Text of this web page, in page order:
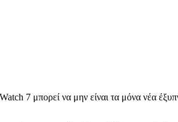
7 μπορεί να μην είναι τα μόνα νέα